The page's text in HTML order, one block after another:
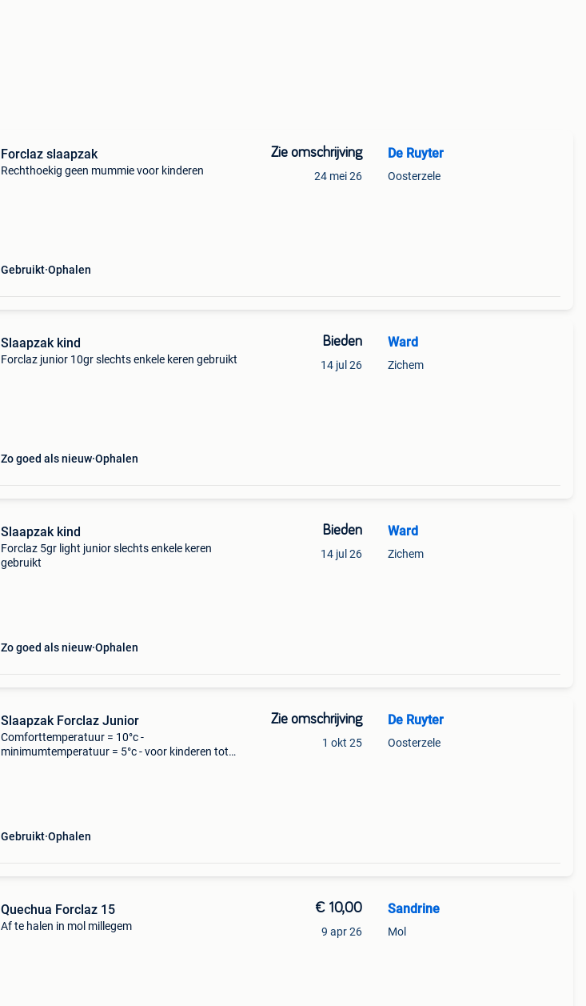
Forclaz slaapzak
Rechthoekig geen mummie voor kinderen
Gebruikt Ophalen
Zie omschrijving
24 mei 26
De Ruyter
Oosterzele
Slaapzak kind
Forclaz junior 10gr slechts enkele keren gebruikt
Zo goed als nieuw Ophalen
Bieden
14 jul 26
Ward
Zichem
Slaapzak kind
Forclaz 5gr light junior slechts enkele keren
gebruikt
Zo goed als nieuw Ophalen
Bieden
14 jul 26
Ward
Zichem
Slaapzak Forclaz Junior
Comforttemperatuur = 10°c -
minimumtemperatuur = 5°c - voor kinderen tot
Gebruikt Ophalen
Zie omschrijving
1 okt 25
De Ruyter
Oosterzele
Quechua Forclaz 15
Af te halen in mol millegem
€ 10,00
9 apr 26
Sandrine
Mol